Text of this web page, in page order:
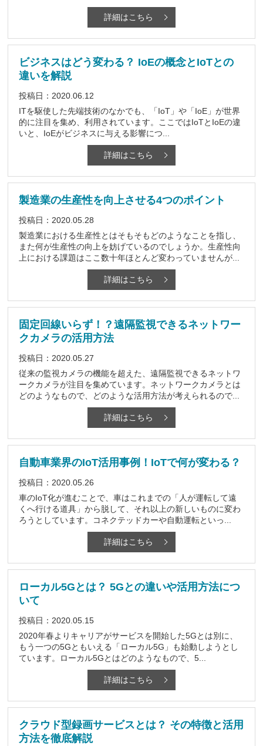
詳細はこちら
ビジネスはどう変わる？ IoEの概念とIoTとの
違いを解説
投稿日：2020.06.12
ITを駆使した先端技術のなかでも、「IoT」や「IoE」が世界
的に注目を集め、利用されています。ここではIoTとIoEの違
いと、IoEがビジネスに与える影響につ...
詳細はこちら
製造業の生産性を向上させる4つのポイント
投稿日：2020.05.28
製造業における生産性とはそもそもどのようなことを指し、
また何が生産性の向上を妨げているのでしょうか。生産性向
上における課題はここ数十年ほとんど変わっていませんが...
詳細はこちら
固定回線いらず！？遠隔監視できるネットワー
クカメラの活用方法
投稿日：2020.05.27
従来の監視カメラの機能を超えた、遠隔監視できるネットワ
ークカメラが注目を集めています。ネットワークカメラとは
どのようなもので、どのような活用方法が考えられるので...
詳細はこちら
自動車業界のIoT活用事例！IoTで何が変わる？
投稿日：2020.05.26
車のIoT化が進むことで、車はこれまでの「人が運転して遠
くへ行ける道具」から脱して、それ以上の新しいものに変わ
ろうとしています。コネクテッドカーや自動運転といっ...
詳細はこちら
ローカル5Gとは？ 5Gとの違いや活用方法につ
いて
投稿日：2020.05.15
2020年春よりキャリアがサービスを開始した5Gとは別に、
もう一つの5Gともいえる「ローカル5G」も始動しようとし
ています。ローカル5Gとはどのようなもので、5...
詳細はこちら
クラウド型録画サービスとは？ その特徴と活用
方法を徹底解説